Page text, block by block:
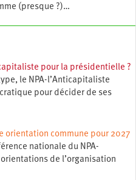
(presque ?)…
pour la présidentielle ?
le NPA-l’Anticapitaliste
pour décider de ses
orientation commune pour 2027
nationale du NPA-
de l’organisation